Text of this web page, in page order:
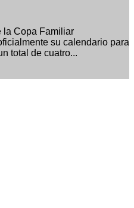
la Copa Familiar
su calendario para
total de cuatro...